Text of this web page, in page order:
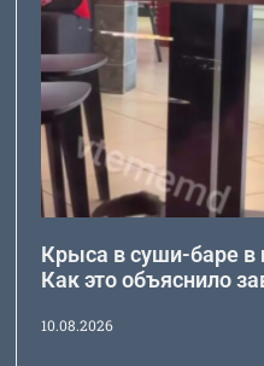
Крыса в суши-баре в
Как это объяснило
10.08.2026